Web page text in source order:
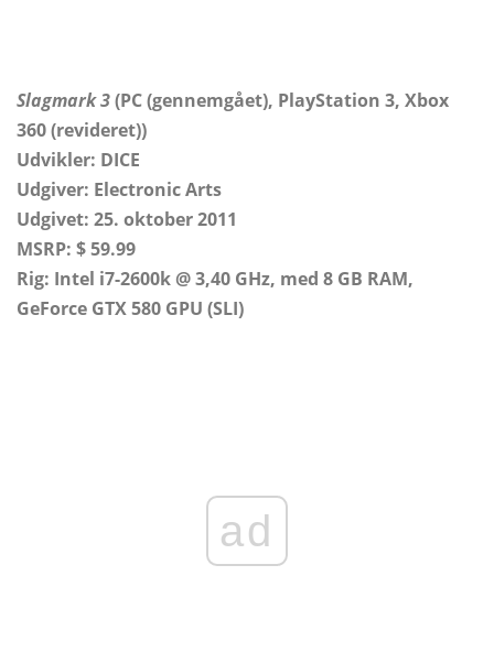
Slagmark 3(PC (gennemgået), PlayStation 3, Xbox
360 (revideret))
Udvikler: DICE
Udgiver: Electronic Arts
Udgivet: 25. oktober 2011
MSRP: $ 59.99
Rig: Intel i7-2600k @ 3,40 GHz, med 8 GB RAM,
GeForce GTX 580 GPU (SLI)
ad